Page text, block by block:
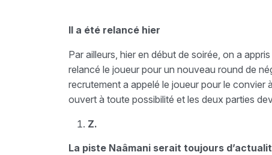
Il a été relancé hier
Par ailleurs, hier en début de soirée, on a
relancé le joueur pour un nouveau round de
recrutement a appelé le joueur pour le
ouvert à toute possibilité et les deux parties
Z.
La piste Naâmani serait toujours